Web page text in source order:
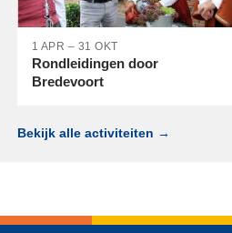
1 APR – 31 OKT
Rondleidingen door
Bredevoort
Bekijk alle activiteiten →